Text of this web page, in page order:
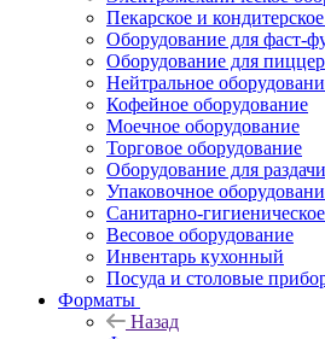
Пекарское и
Оборудование для фаст-
Оборудование для
Нейтральное
Кофейное оборудование
Моечное оборудование
Торговое оборудование
Оборудование для
Упаковочное
Санитарно-
Весовое оборудование
Инвентарь кухонный
Посуда и столовые
Форматы
Назад